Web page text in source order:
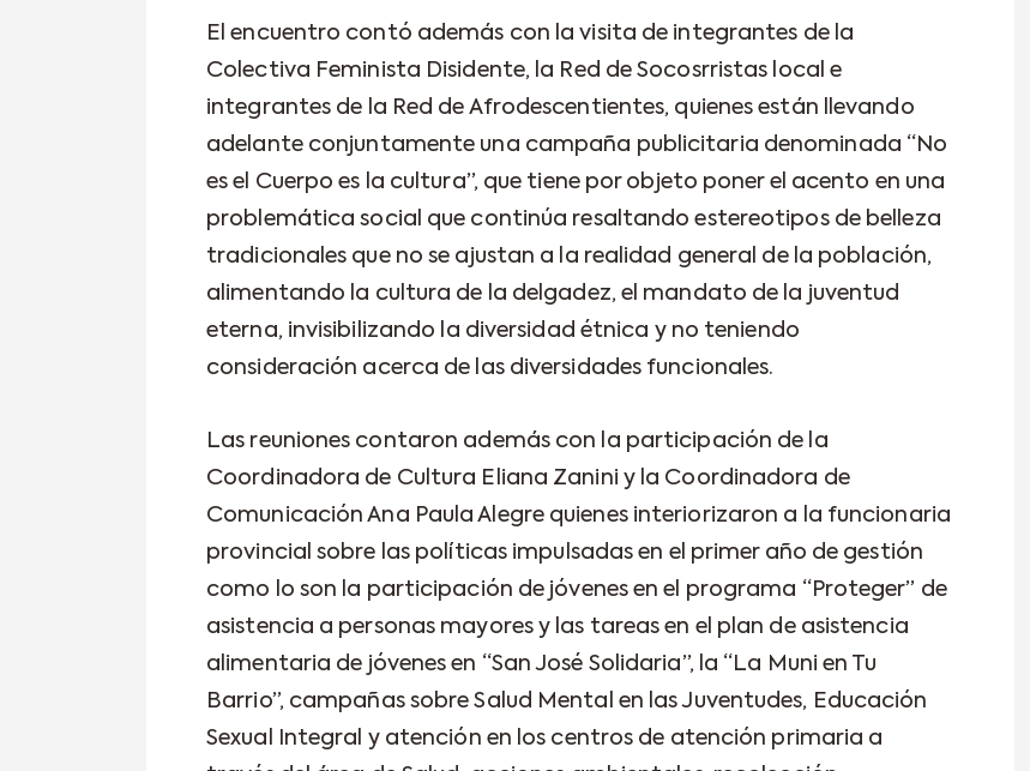
El encuentro contó además con la visita de integrantes de la
Colectiva Feminista Disidente, la Red de Socosrristas local e
integrantes de la Red de Afrodescentientes, quienes están llevando
adelante conjuntamente una campaña publicitaria denominada “No
es el Cuerpo es la cultura”, que tiene por objeto poner el acento en una
problemática social que continúa resaltando estereotipos de belleza
tradicionales que no se ajustan a la realidad general de la población,
alimentando la cultura de la delgadez, el mandato de la juventud
eterna, invisibilizando la diversidad étnica y no teniendo
consideración acerca de las diversidades funcionales.
Las reuniones contaron además con la participación de la
Coordinadora de Cultura Eliana Zanini y la Coordinadora de
Comunicación Ana Paula Alegre quienes interiorizaron a la funcionaria
provincial sobre las políticas impulsadas en el primer año de gestión
como lo son la participación de jóvenes en el programa “Proteger” de
asistencia a personas mayores y las tareas en el plan de asistencia
alimentaria de jóvenes en “San José Solidaria”, la “La Muni en Tu
Barrio”, campañas sobre Salud Mental en las Juventudes, Educación
Sexual Integral y atención en los centros de atención primaria a